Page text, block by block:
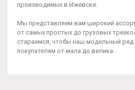
производимых в Ижевске.
Мы представляем вам широкий
от самых простых до грузовых
стараемся, чтобы наш модельный
покупателям от мала до велика.